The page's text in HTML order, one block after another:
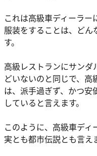
これは高級車ディーラ
服装をすることは、どん
す。
高級レストランにサンダ
どいないのと同じで、高
は、派手過ぎず、かつ
していると言えます。
このように、高級車デ
実とも都市伝説とも言え